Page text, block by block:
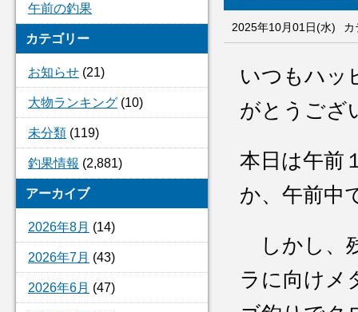
午前の釣果
カテゴリー
お知らせ (21)
大物ランキング (10)
未分類 (119)
釣果情報 (2,881)
アーカイブ
2026年8月 (14)
2026年7月 (43)
2026年6月 (47)
2025年10月01日(水) カ
いつもハッ
がとうござ
本日は午前
か、午前中
しかし、
ラに向けメ